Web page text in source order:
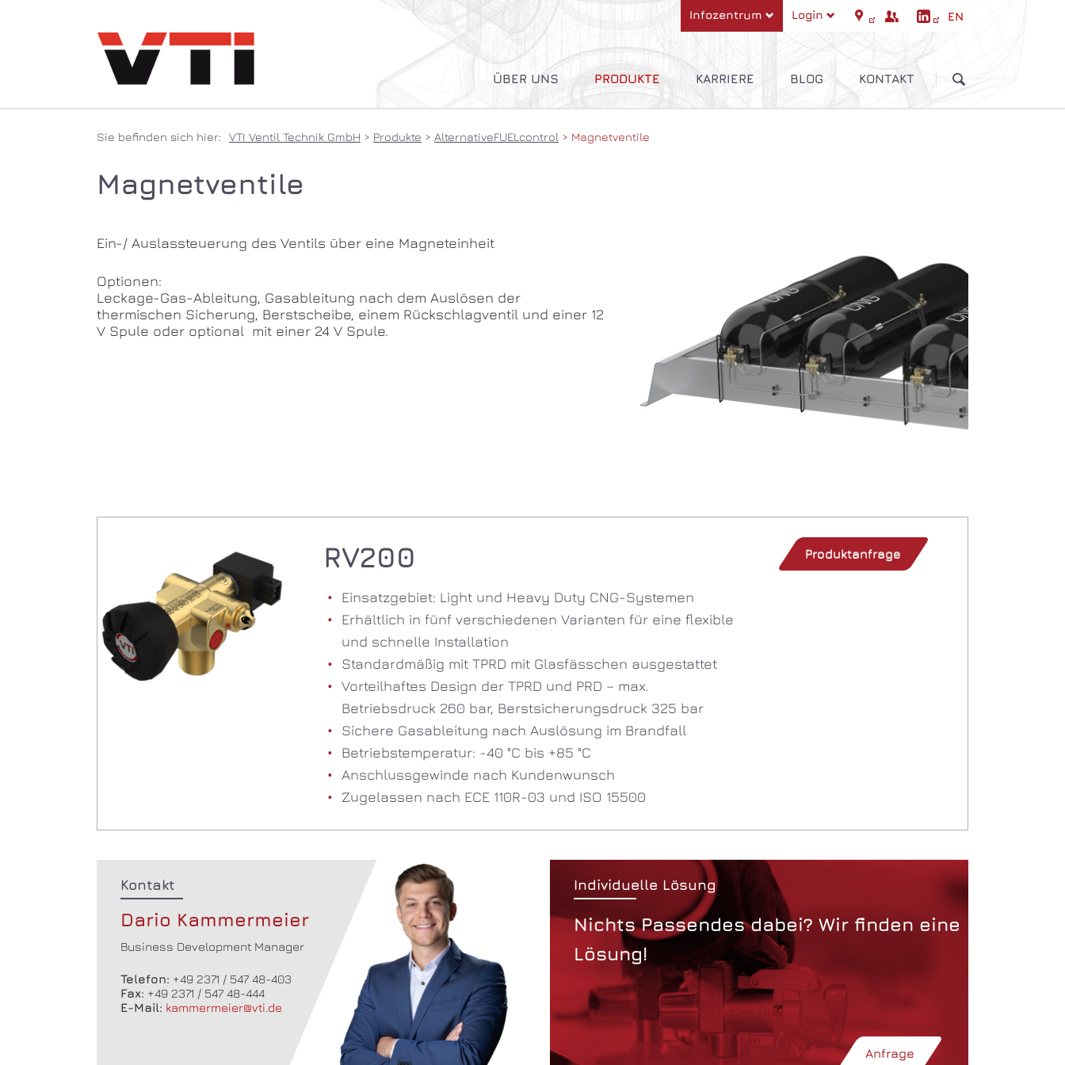
EN
Login
Infozentrum
ÜBER UNS PRODUKTE KARRIERE BLOG KONTAKT
Sie befinden sich hier: VTI Ventil Technik GmbH Produkte AlternativeFUELcontrol Magnetventile
Magnetventile
Ein-/ Auslassteuerung des Ventils über eine Magneteinheit
Optionen:
Leckage-Gas-Ableitung, Gasableitung nach dem Auslösen der
thermischen Sicherung, Berstscheibe, einem Rückschlagventil und einer 12
V Spule oder optional mit einer 24 V Spule.
RV200
Einsatzgebiet: Light und Heavy Duty CNG-Systemen
Erhältlich in fünf verschiedenen Varianten für eine flexible
und schnelle Installation
Standardmäßig mit TPRD mit Glasfässchen ausgestattet
Vorteilhaftes Design der TPRD und PRD – max.
Betriebsdruck 260 bar, Berstsicherungsdruck 325 bar
Sichere Gasableitung nach Auslösung im Brandfall
Betriebstemperatur: -40 °C bis +85 °C
Anschlussgewinde nach Kundenwunsch
Zugelassen nach ECE 110R-03 und ISO 15500
Produktanfrage
Kontakt
Dario Kammermeier
Business Development Manager
Telefon: +49 2371 / 547 48-403
Fax: +49 2371 / 547 48-444
E-Mail: kammermeier@vti.de
Individuelle Lösung
Nichts Passendes dabei? Wir finden eine
Lösung!
Anfrage